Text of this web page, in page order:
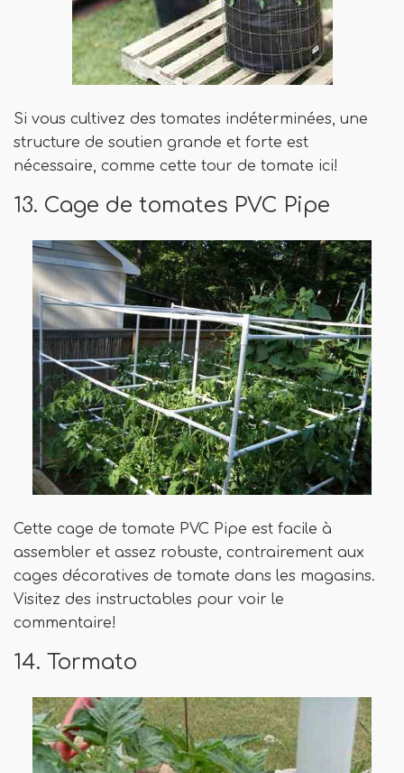
Si vous cultivez des tomates indéterminées, une
structure de soutien grande et forte est
nécessaire, comme cette tour de tomate ici!
13. Cage de tomates PVC Pipe
Cette cage de tomate PVC Pipe est facile à
assembler et assez robuste, contrairement aux
cages décoratives de tomate dans les magasins.
Visitez des instructables pour voir le
commentaire!
14. Tormato